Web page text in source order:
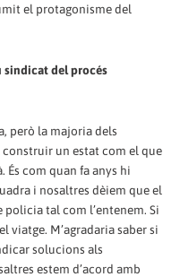
el protagonisme del
sindicat del procés
però la majoria dels
un estat com el que
com quan fa anys hi
i nosaltres dèiem que el
policia tal com l’entenem. Si
viatge. M’agradaria saber si
solucions als
estem d’acord amb